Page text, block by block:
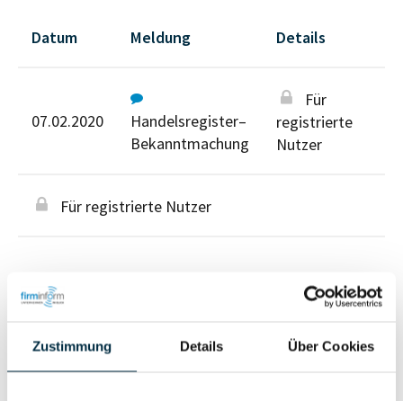
Zustimmung Details Über Cookies
Datum Meldung Details
07.02.2020
Handelsregister–
Bekanntmachung
Für
registrierte
Nutzer
Für registrierte Nutzer
Eigentums- und Kontrollstruktur